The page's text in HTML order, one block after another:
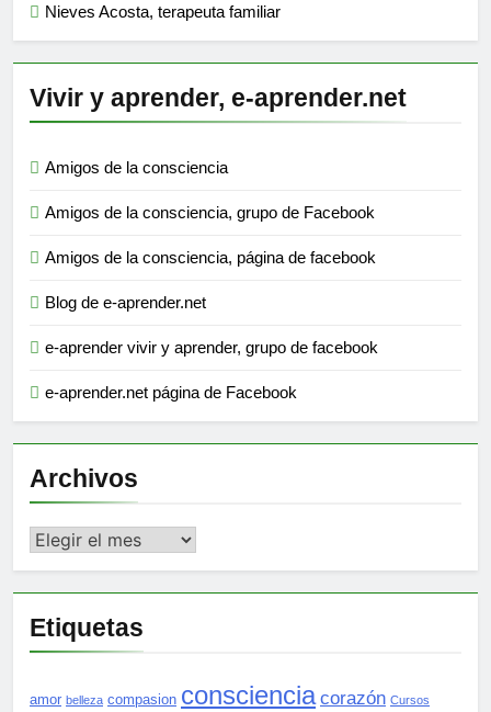
Nieves Acosta, terapeuta familiar
Vivir y aprender, e-aprender.net
Amigos de la consciencia
Amigos de la consciencia, grupo de Facebook
Amigos de la consciencia, página de facebook
Blog de e-aprender.net
e-aprender vivir y aprender, grupo de facebook
e-aprender.net página de Facebook
Archivos
Archivos
Etiquetas
amor belleza compasion consciencia corazón Cursos